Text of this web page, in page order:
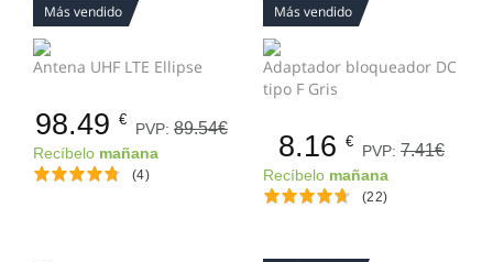
Más vendido
Antena UHF LTE Ellipse
98.49 €
PVP: 89.54€
Recíbelo mañana
(4)
Más vendido
Adaptador bloqueador DC
tipo F Gris
8.16 €
PVP: 7.41€
Recíbelo mañana
(22)